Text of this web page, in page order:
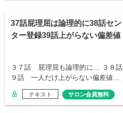
37話屁理屈は論理的に38話セン
ター登録39話上がらない偏差値
３７話 屁理屈も論理的に… ３８
９話 一人だけ上がらない偏差値…
テキスト サロン会員無料